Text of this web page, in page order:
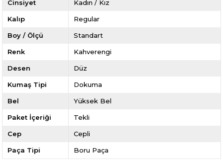
Cinsiyet Kadın / Kız
Kalıp Regular
Boy / Ölçü Standart
Renk Kahverengi
Desen Düz
Kumaş Tipi Dokuma
Bel Yüksek Bel
Paket İçeriği Tekli
Cep Cepli
Paça Tipi Boru Paça